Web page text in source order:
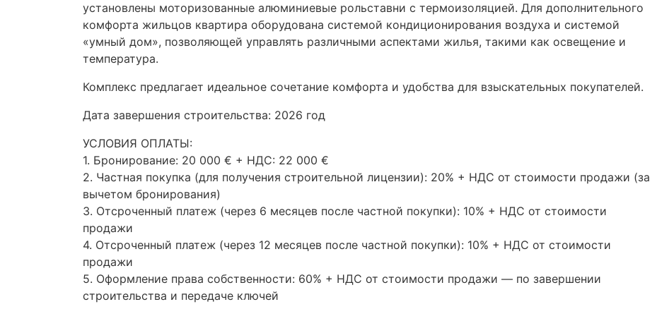
установлены моторизованные алюминиевые рольставни с термоизоляцией. Для дополнительного
комфорта жильцов квартира оборудована системой кондиционирования воздуха и системой
«умный дом», позволяющей управлять различными аспектами жилья, такими как освещение и
температура.
Комплекс предлагает идеальное сочетание комфорта и удобства для взыскательных покупателей.
Дата завершения строительства: 2026 год
УСЛОВИЯ ОПЛАТЫ:
1. Бронирование: 20 000 € + НДС: 22 000 €
2. Частная покупка (для получения строительной лицензии): 20% + НДС от стоимости продажи (за
вычетом бронирования)
3. Отсроченный платеж (через 6 месяцев после частной покупки): 10% + НДС от стоимости
продажи
4. Отсроченный платеж (через 12 месяцев после частной покупки): 10% + НДС от стоимости
продажи
5. Оформление права собственности: 60% + НДС от стоимости продажи — по завершении
строительства и передаче ключей